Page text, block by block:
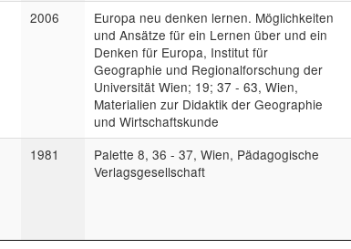
2006
Europa neu denken lernen. Möglichkeiten
und Ansätze für ein Lernen über und ein
Denken für Europa, Institut für
Geographie und Regionalforschung der
Universität Wien; 19; 37 - 63, Wien,
Materialien zur Didaktik der Geographie
und Wirtschaftskunde
1981
Palette 8, 36 - 37, Wien, Pädagogische
Verlagsgesellschaft